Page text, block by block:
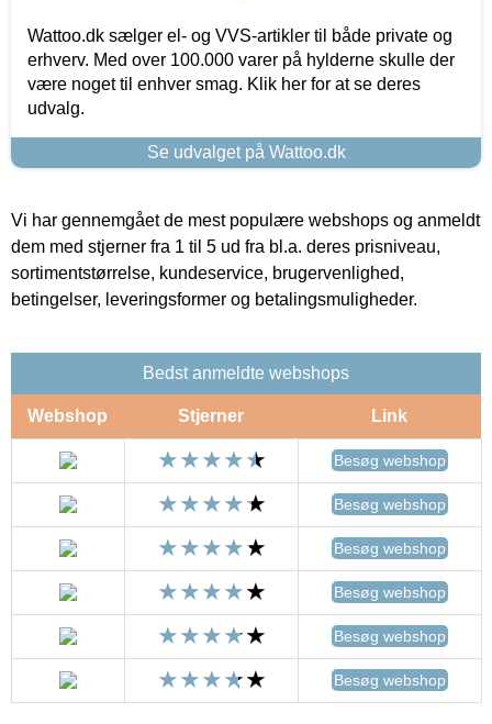
Wattoo.dk sælger el- og VVS-artikler til både private og
erhverv. Med over 100.000 varer på hylderne skulle der
være noget til enhver smag. Klik her for at se deres
udvalg.
Se udvalget på Wattoo.dk
Vi har gennemgået de mest populære webshops og anmeldt
dem med stjerner fra 1 til 5 ud fra bl.a. deres prisniveau,
sortimentstørrelse, kundeservice, brugervenlighed,
betingelser, leveringsformer og betalingsmuligheder.
Bedst anmeldte webshops
Webshop Stjerner Link
Besøg webshop
Besøg webshop
Besøg webshop
Besøg webshop
Besøg webshop
Besøg webshop